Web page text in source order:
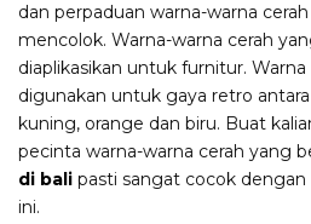
dan perpaduan warna-warna
mencolok. Warna-warna cerah
diaplikasikan untuk furnitur.
digunakan untuk gaya retro
kuning, orange dan biru. Buat
pecinta warna-warna cerah yang
di bali pasti sangat cocok
ini.